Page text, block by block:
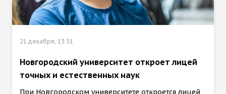
21 декабря, 13:51
Новгородский университет откроет лицей
точных и естественных наук
При Новгородском университете откроется лицей